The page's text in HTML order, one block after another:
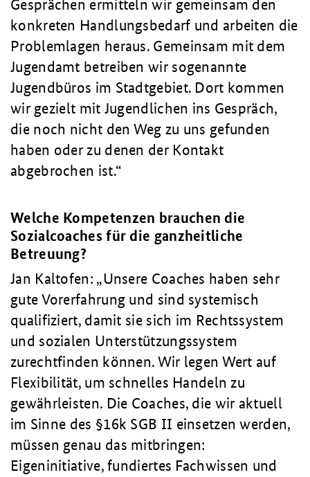
Gesprächen ermitteln wir gemeinsam den
konkreten Handlungsbedarf und arbeiten die
Problemlagen heraus. Gemeinsam mit dem
Jugendamt betreiben wir sogenannte
Jugendbüros im Stadtgebiet. Dort kommen
wir gezielt mit Jugendlichen ins Gespräch,
die noch nicht den Weg zu uns gefunden
haben oder zu denen der Kontakt
abgebrochen ist.
Welche Kompetenzen brauchen die
Sozialcoaches für die ganzheitliche
Betreuung?
Jan Kaltofen:
Unsere Coaches haben sehr
gute Vorerfahrung und sind systemisch
qualifiziert, damit sie sich im Rechtssystem
und sozialen Unterstützungssystem
zurechtfinden können. Wir legen Wert auf
Flexibilität, um schnelles Handeln zu
gewährleisten. Die Coaches, die wir aktuell
im Sinne des §16k SGB II einsetzen werden,
müssen genau das mitbringen:
Eigeninitiative, fundiertes Fachwissen und